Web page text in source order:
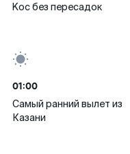
Koc без пересадок
01:00
Самый ранний вылет из
Казани